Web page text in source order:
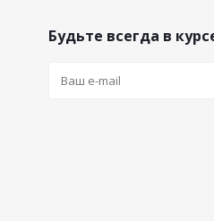
Будьте всегда в